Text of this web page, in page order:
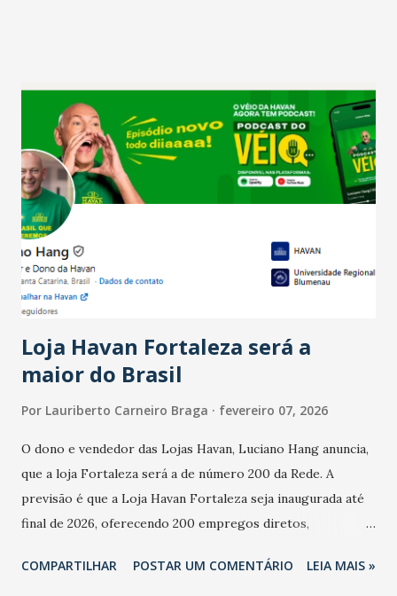
confraternizações de fim de ano e pelo pagamento do 13º
Salário para um número maior de trabalhadores, já que o
país tem a menor taxa de desemprego dos anos recentes.
Ainda segundo a Pesquisa, em novembro de 2025, 40% dos
bares e restaurantes operaram com lucro e outros 40%
registraram equilíbrio financeiro. Já o percentual de
estabelecimentos no prejuízo ficou em 19%, pouco abaixo
do observado no mês anterior. Outros 1% não existiam em
novembro. Em relação a outubro, o faturamento também
Loja Havan Fortaleza será a
maior do Brasil
Por Lauriberto Carneiro Braga fevereiro 07, 2026
O dono e vendedor das Lojas Havan, Luciano Hang anuncia,
que a loja Fortaleza será a de número 200 da Rede. A
previsão é que a Loja Havan Fortaleza seja inaugurada até
final de 2026, oferecendo 200 empregos diretos,
Havan Fortaleza ainda não foi anunciada oficialmente, mas
COMPARTILHAR POSTAR UM COMENTÁRIO LEIA MAIS »